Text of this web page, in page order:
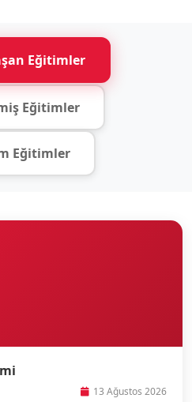
Eğitimler
Eğitimler
Eğitimler
13 Ağustos 2026